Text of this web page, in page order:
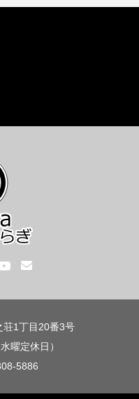
荘1丁目20番3号
曜定休日）
5886